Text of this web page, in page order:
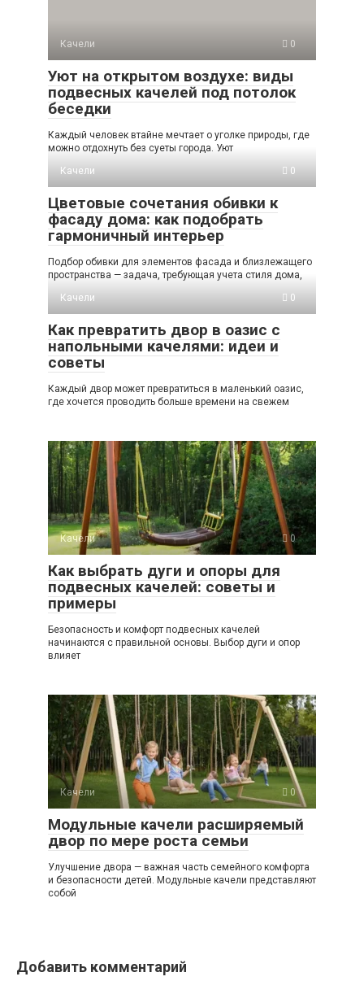
Качели 0
Уют на открытом воздухе: виды
подвесных качелей под потолок
беседки
Каждый человек втайне мечтает о уголке природы, где
можно отдохнуть без суеты города. Уют
Качели
0
Цветовые сочетания обивки к
фасаду дома: как подобрать
гармоничный интерьер
Подбор обивки для элементов фасада и близлежащего
пространства — задача, требующая учета стиля дома,
Качели
0
Как превратить двор в оазис с
напольными качелями: идеи и
советы
Каждый двор может превратиться в маленький оазис,
где хочется проводить больше времени на свежем
Качели 0
Как выбрать дуги и опоры для
подвесных качелей: советы и
примеры
Безопасность и комфорт подвесных качелей
начинаются с правильной основы. Выбор дуги и опор
влияет
Качели 0
Модульные качели расширяемый
двор по мере роста семьи
Улучшение двора — важная часть семейного комфорта
и безопасности детей. Модульные качели представляют
собой
Добавить комментарий